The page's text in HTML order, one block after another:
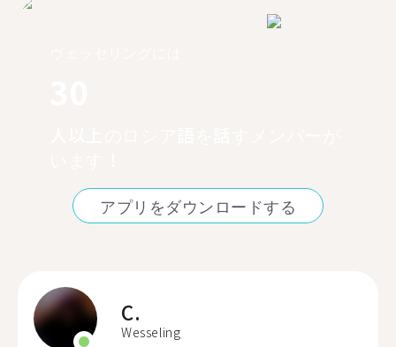
アプリをダウンロードする
C.
Wesseling